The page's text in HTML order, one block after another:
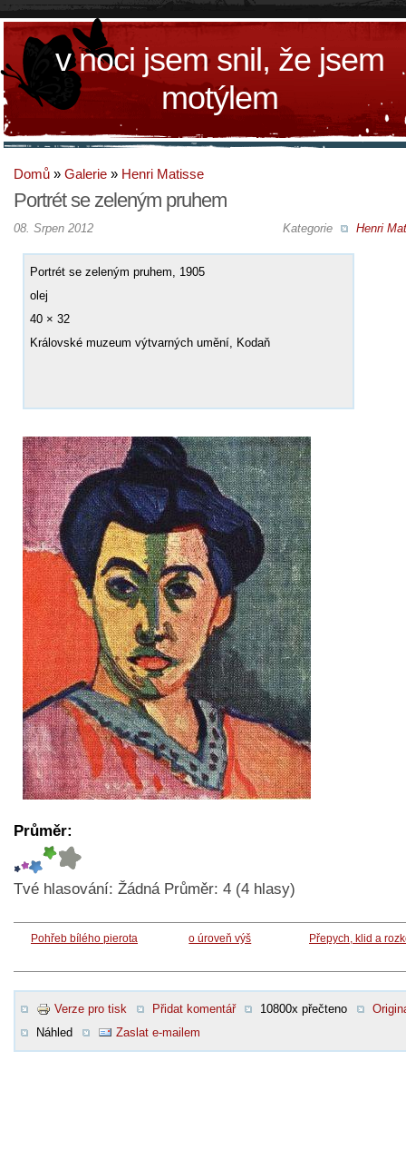
v noci jsem snil, že jsem
motýlem
Domů » Galerie » Henri Matisse
Portrét se zeleným pruhem
Kategorie Henri
08. Srpen 2012
Portrét se zeleným pruhem, 1905
olej
40 × 32
Královské muzeum výtvarných umění, Kodaň
Průměr:
Tvé hlasování: Žádná Průměr: 4 (4 hlasy)
Pohřeb bílého pierota o úroveň výš Přepych, klid a
Verze pro tisk Přidat komentář 10800x přečteno
Náhled
Zaslat e-mailem